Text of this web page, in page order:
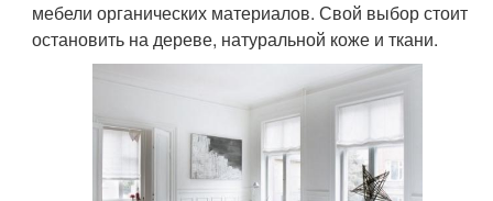
мебели органических материалов. Свой выбор стоит
остановить на дереве, натуральной коже и ткани.